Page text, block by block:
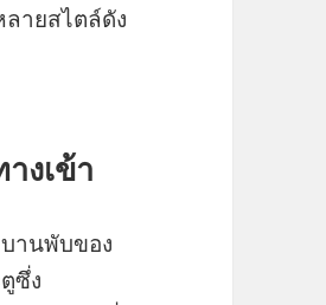
ายสไตล์ดัง
งเข้า
านพับของ
ซึ่ง